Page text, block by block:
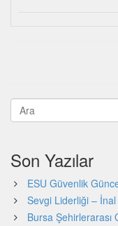
Son Yazılar
ESU Güvenlik
Sevgi Liderliği – İnal
Bursa Şehirlerarası